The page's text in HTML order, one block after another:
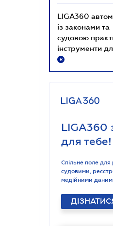
LIGA360
із законами та
судовою
інструменти
R
LIGA360
для тебе!
Спільне поле
судовими,
медійними